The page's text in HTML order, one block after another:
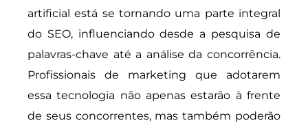
artificial está se tornando uma parte integral
do SEO, influenciando desde a pesquisa de
palavras-chave até a análise da concorrência.
Profissionais de marketing que adotarem
essa tecnologia não apenas estarão à frente
de seus concorrentes, mas também poderão